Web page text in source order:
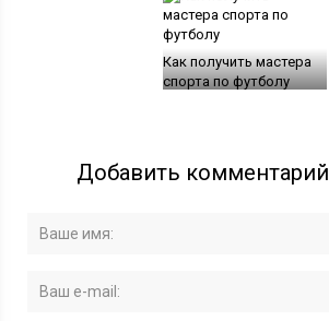
Как получить мастера
спорта по футболу
Добавить комментарий